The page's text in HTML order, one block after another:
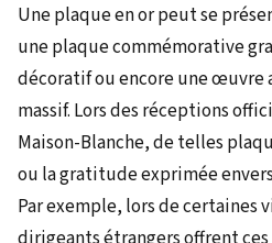
Une plaque en or peut se
une plaque commémorative
décoratif ou encore une
massif. Lors des réceptions
Maison-Blanche, de telles
ou la gratitude exprimée
Par exemple, lors de certaines